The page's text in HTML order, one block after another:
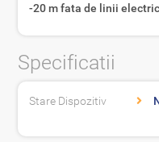
-20 m fata de linii
Specificatii
Stare Dispozitiv